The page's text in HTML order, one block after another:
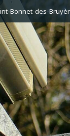
Bonnet-des-